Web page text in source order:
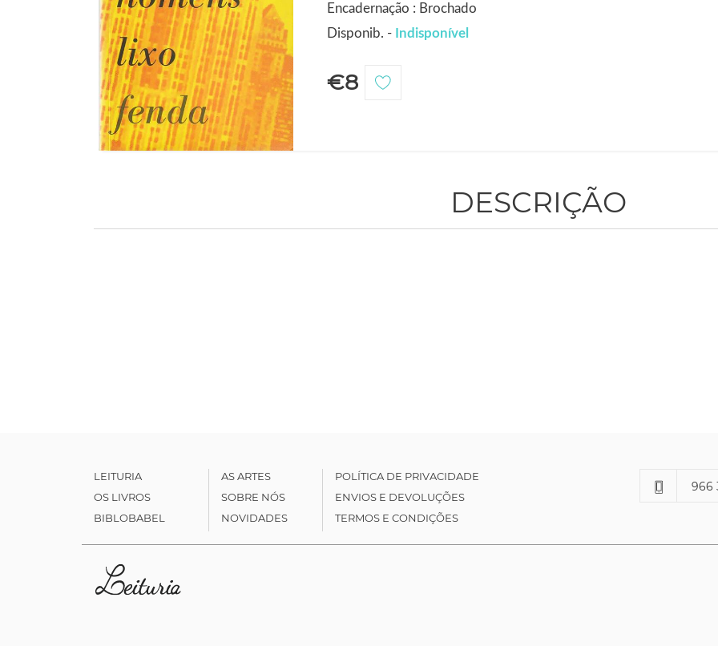
Encadernação : Brochado
Disponib. - Indisponível
€8
DESCRIÇÃO
LEITURIA
OS LIVROS
BIBLOBABEL
AS ARTES
SOBRE NÓS
NOVIDADES
POLÍTICA DE PRIVACIDADE
ENVIOS E DEVOLUÇÕES
TERMOS E CONDIÇÕES
966